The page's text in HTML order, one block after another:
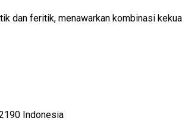
feritik, menawarkan kombinasi
Indonesia